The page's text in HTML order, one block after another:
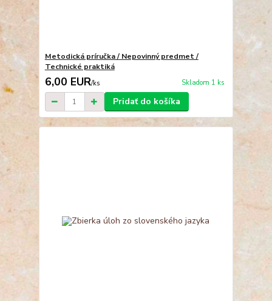
Metodická príručka / Nepovinný predmet /
Technické praktiká
6,00 EUR/ks Skladom 1 ks
Pridať do košíka